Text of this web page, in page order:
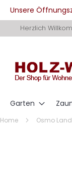
Unsere
zum
Herzlich
Garten
Home Osmo